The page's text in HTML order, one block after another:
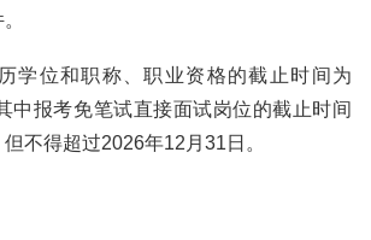
学位和职称、职业资格的截止时间为
中报考免笔试直接面试岗位的截止时间
不得超过2026年12月31日。